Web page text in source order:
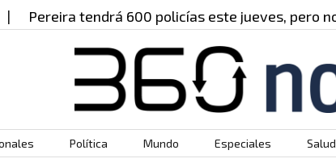
Pereira tendrá 600 policías este jueves, pero no…
Política Mundo Especiales Salud